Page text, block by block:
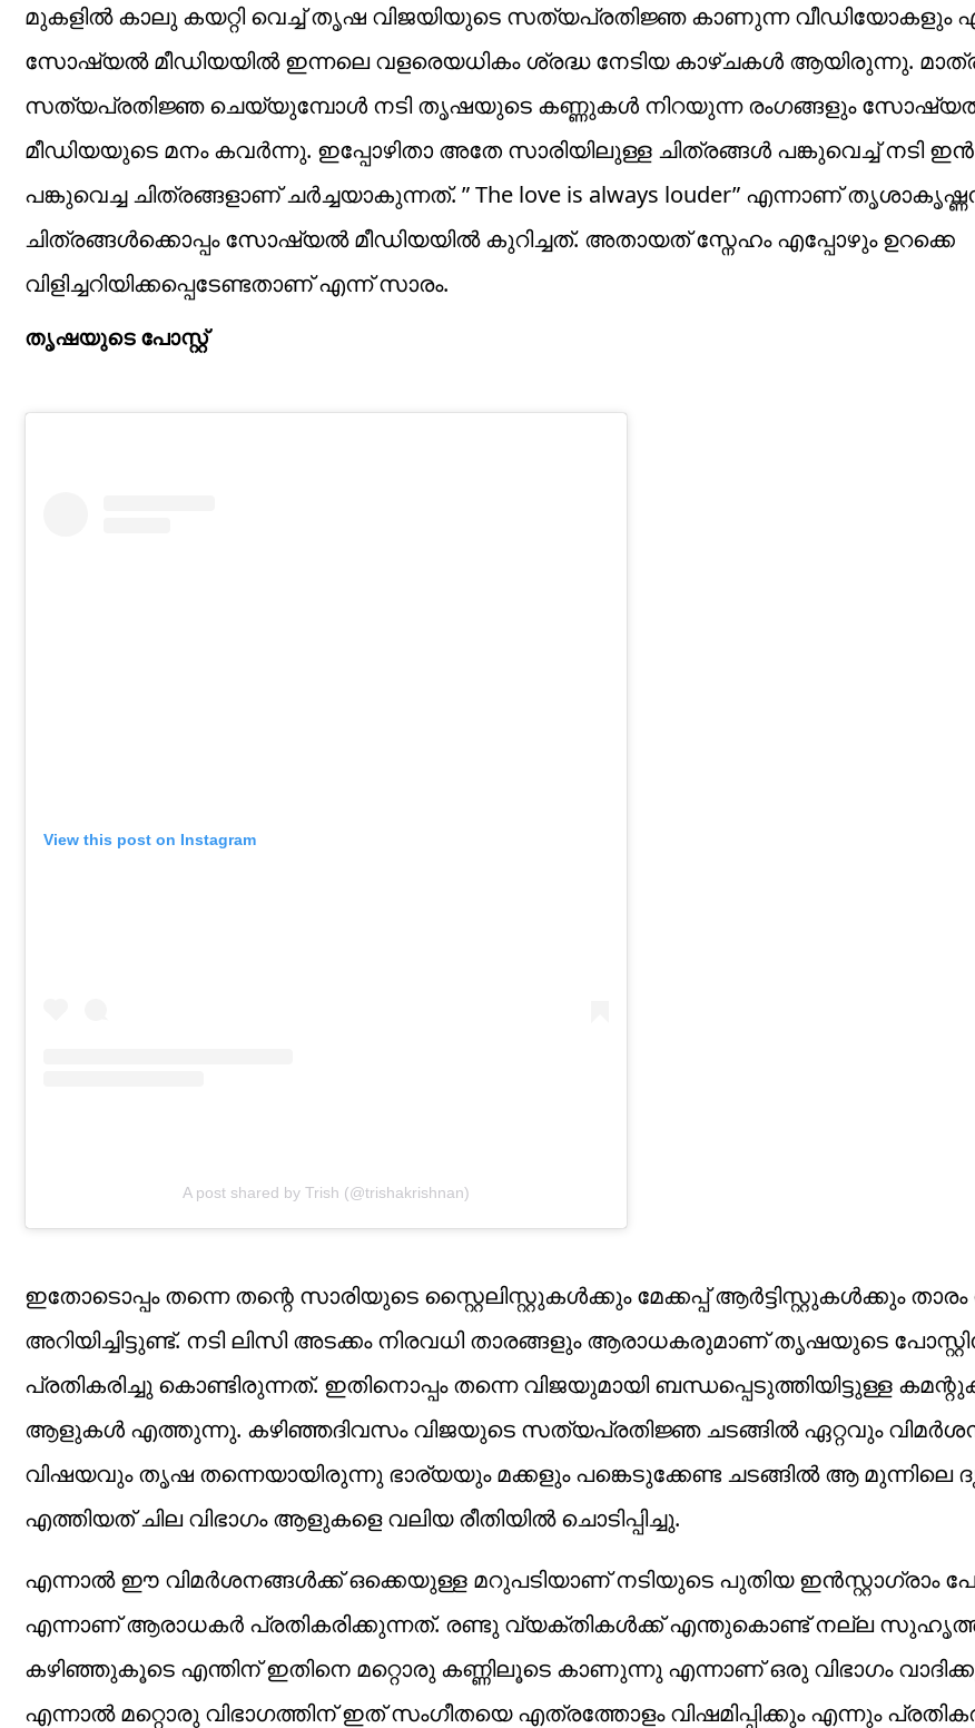
മുകളിൽ കാലു കയറ്റി വെച്ച് തൃഷ വിജയിയുടെ സത്യപ്രതിജ്ഞ കാണുന്ന വീഡിയോകളും
സോഷ്യൽ മീഡിയയിൽ ഇന്നലെ വളരെയധികം ശ്രദ്ധ നേടിയ കാഴ്ചകൾ ആയിരുന്നു.
സത്യപ്രതിജ്ഞ ചെയ്യുമ്പോൾ നടി തൃഷയുടെ കണ്ണുകൾ നിറയുന്ന രംഗങ്ങളും
മീഡിയയുടെ മനം കവർന്നു. ഇപ്പോഴിതാ അതേ സാരിയിലുള്ള ചിത്രങ്ങൾ പങ്കുവെച്ച് നടി
പങ്കുവെച്ച ചിത്രങ്ങളാണ് ചർച്ചയാകുന്നത്. ” The love is always louder” എന്നാണ്
ചിത്രങ്ങൾക്കൊപ്പം സോഷ്യൽ മീഡിയയിൽ കുറിച്ചത്. അതായത് സ്നേഹം എപ്പോഴും ഉറക്കെ
വിളിച്ചറിയിക്കപ്പെടേണ്ടതാണ് എന്ന് സാരം.
തൃഷയുടെ പോസ്റ്റ്
View this post on Instagram
A post shared by Trish (@trishakrishnan)
ഇതോടൊപ്പം തന്നെ തന്റെ സാരിയുടെ സ്റ്റൈലിസ്റ്റുകൾക്കും മേക്കപ്പ് ആർട്ടിസ്റ്റുകൾക്കും താരം
അറിയിച്ചിട്ടുണ്ട്. നടി ലിസി അടക്കം നിരവധി താരങ്ങളും ആരാധകരുമാണ് തൃഷയുടെ
പ്രതികരിച്ചു കൊണ്ടിരുന്നത്. ഇതിനൊപ്പം തന്നെ വിജയുമായി ബന്ധപ്പെടുത്തിയിട്ടുള്ള
ആളുകൾ എത്തുന്നു. കഴിഞ്ഞദിവസം വിജയുടെ സത്യപ്രതിജ്ഞ ചടങ്ങിൽ ഏറ്റവും
വിഷയവും തൃഷ തന്നെയായിരുന്നു ഭാര്യയും മക്കളും പങ്കെടുക്കേണ്ട ചടങ്ങിൽ ആ മുന്നിലെ
എത്തിയത് ചില വിഭാഗം ആളുകളെ വലിയ രീതിയിൽ ചൊടിപ്പിച്ചു.
എന്നാൽ ഈ വിമർശനങ്ങൾക്ക് ഒക്കെയുള്ള മറുപടിയാണ് നടിയുടെ പുതിയ ഇൻസ്റ്റാഗ്രാം
എന്നാണ് ആരാധകർ പ്രതികരിക്കുന്നത്. രണ്ടു വ്യക്തികൾക്ക് എന്തുകൊണ്ട് നല്ല
കഴിഞ്ഞുകൂടെ എന്തിന് ഇതിനെ മറ്റൊരു കണ്ണിലൂടെ കാണുന്നു എന്നാണ് ഒരു വിഭാഗം
എന്നാൽ മറ്റൊരു വിഭാഗത്തിന് ഇത് സംഗീതയെ എത്രത്തോളം വിഷമിപ്പിക്കും എന്നും